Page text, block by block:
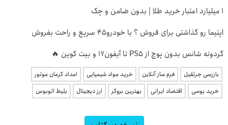
۱ میلیارد اعتبار خرید طلا | بدون ضامن و چک
اپتیما رو گذاشتی برای فروش ؟ با خودرو45 سریع و راحت بفروش
گردونه شانس بدون پوچ از PS5 تا آیفون17 و بیت کوین 🔥
بازرسی جرثقیل فرم ساز آنلاین خرید مواد شیمیایی
امداد کرمان موتور
خرید یوسی
اقتصاد ایرانی بهترین بروکر ارز دیجیتال بلیط اتوبوس